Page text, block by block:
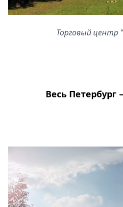
Торговый центр
Весь Петербург